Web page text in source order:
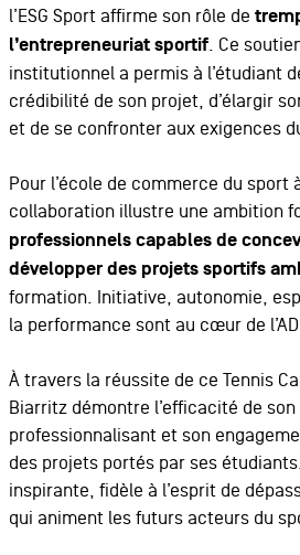
l’ESG Sport affirme son rôle de
l’entrepreneuriat sportif. Ce
institutionnel a permis à l’étudiant
crédibilité de son projet, d’élargir
et de se confronter aux exigences
Pour l’école de commerce du sport
collaboration illustre une ambition
professionnels capables de
développer des projets sportifs
formation. Initiative, autonomie,
la performance sont au cœur de
À travers la réussite de ce Tennis
Biarritz démontre l’efficacité de
professionnalisant et son
des projets portés par ses
inspirante, fidèle à l’esprit de
qui animent les futurs acteurs du